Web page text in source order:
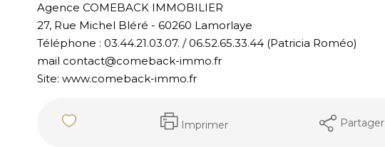
Agence COMEBACK IMMOBILIER
27, Rue Michel Bléré - 60260 Lamorlaye
Téléphone : 03.44.21.03.07. / 06.52.65.33.44 (Patricia Roméo)
mail contact@comeback-immo.fr
Site: www.comeback-immo.fr
Imprimer Partager